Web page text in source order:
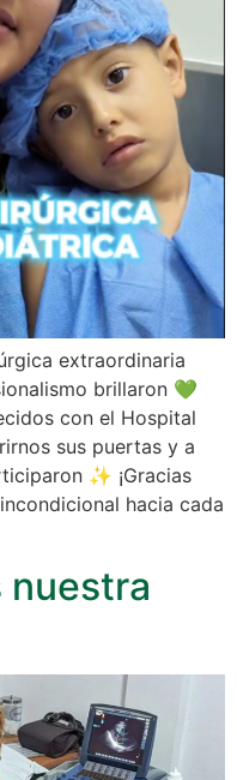
extraordinaria
brillaron 💚
con el Hospital
sus puertas y a
✨ ¡Gracias
hacia cada
nuestra